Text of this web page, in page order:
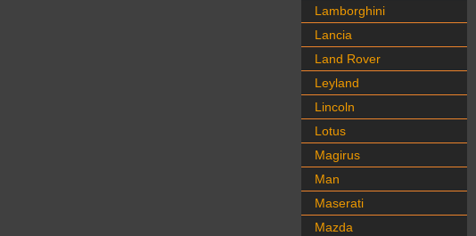
Lamborghini
Lancia
Land Rover
Leyland
Lincoln
Lotus
Magirus
Man
Maserati
Mazda